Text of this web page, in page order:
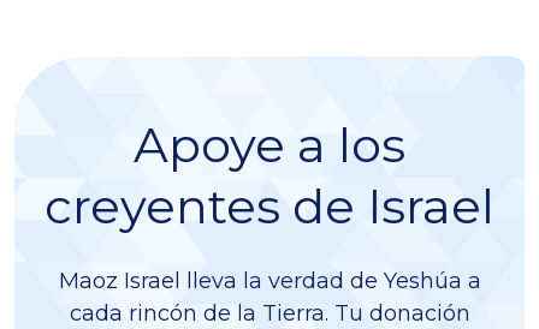
Apoye a los
creyentes de Israel
Maoz Israel lleva la verdad de Yeshúa a
cada rincón de la Tierra. Tu donación